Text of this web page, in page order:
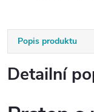
Popis produktu
Detailní